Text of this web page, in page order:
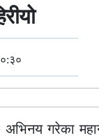
अभिनय गरेका